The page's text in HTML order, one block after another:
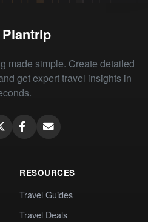
Plantrip
made simple. Create detailed
get expert travel insights in
RESOURCES
Travel Guides
Travel Deals